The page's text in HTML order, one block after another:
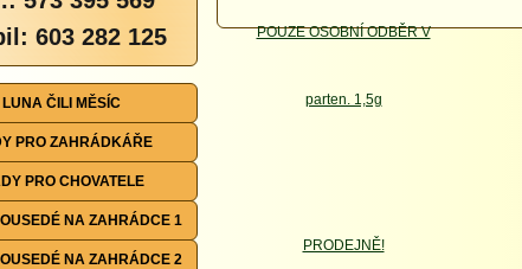
603 282 125
LUNA ČILI MĚSÍC
PRO ZAHRÁDKÁŘE
PRO CHOVATELE
NA ZAHRÁDCE 1
NA ZAHRÁDCE 2